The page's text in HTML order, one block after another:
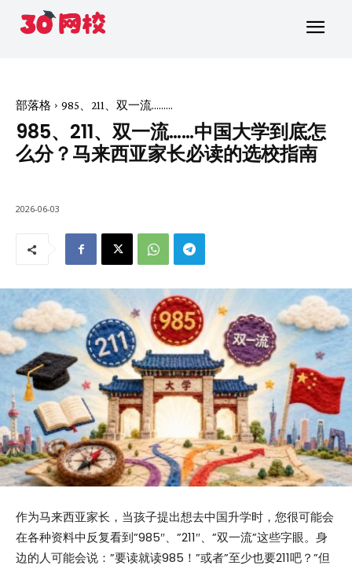
部落格 985、211、双一流……...
985、211、双一流……中国大学到底怎
么分？马来西亚家长必读的选校指南
2026-06-03
作为马来西亚家长，当孩子提出想去中国升学时，您很可能会
在各种资料中反复看到”985″、”211″、”双一流”这些字眼。身
边的人可能会说：”要读就读985！”或者”至少也要211吧？”但